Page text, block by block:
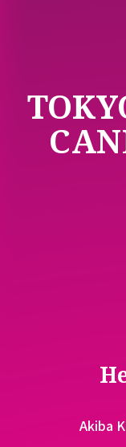
Akiba